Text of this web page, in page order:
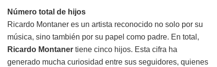
Número total de hijos
Ricardo Montaner es un artista reconocido no solo por su
música, sino también por su papel como padre. En total,
Ricardo Montaner tiene cinco hijos. Esta cifra ha
generado mucha curiosidad entre sus seguidores, quienes